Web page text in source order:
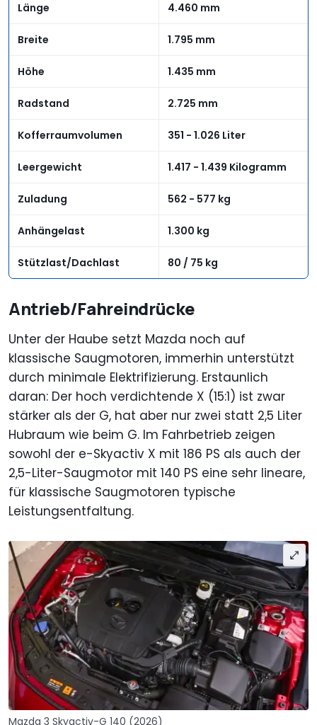
Länge 4.460 mm
Breite 1.795 mm
Höhe 1.435 mm
Radstand 2.725 mm
Kofferraumvolumen 351 - 1.026 Liter
Leergewicht 1.417 - 1.439 Kilogramm
Zuladung 562 - 577 kg
Anhängelast 1.300 kg
Stützlast/Dachlast 80 / 75 kg
Antrieb/Fahreindrücke
Unter der Haube setzt Mazda noch auf
klassische Saugmotoren, immerhin unterstützt
durch minimale Elektrifizierung. Erstaunlich
daran: Der hoch verdichtende X (15:1) ist zwar
stärker als der G, hat aber nur zwei statt 2,5 Liter
Hubraum wie beim G. Im Fahrbetrieb zeigen
sowohl der e-Skyactiv X mit 186 PS als auch der
2,5-Liter-Saugmotor mit 140 PS eine sehr lineare,
für klassische Saugmotoren typische
Leistungsentfaltung.
Mazda 3 Skyactiv-G 140 (2026)